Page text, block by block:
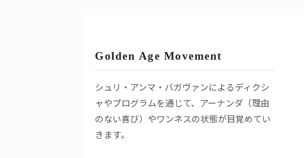
Golden Age Movement
シュリ・アンマ・バガヴァンによるディクシ
ャやプログラムを通じて、アーナンダ（理由
のない喜び）やワンネスの状態が目覚めてい
きます。